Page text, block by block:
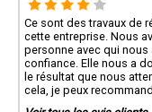
Ce sont des travaux de
cette entreprise. Nous
personne avec qui
confiance. Elle nous a
le résultat que nous
cela, je peux